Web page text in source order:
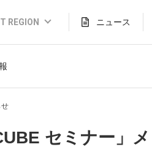
REGION
Website (English)
(日本語)
(Bahasa)
ニュース
セミナー」